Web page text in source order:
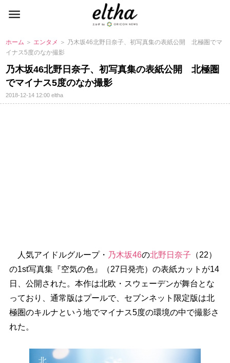
ホーム ＞ エンタメ ＞ 乃木坂46北野日奈子、初写真集の表紙公開 北極圏でマ
イナス5度のなか撮影
乃木坂46北野日奈子、初写真集の表紙公開 北極圏
でマイナス5度のなか撮影
2018-12-14 12:00eltha
人気アイドルグループ・ 乃木坂46の北野日奈子 （22）
の1st写真集『空気の色』（27日発売）の表紙カットが14
日、公開された。本作は北欧・スウェーデンが舞台とな
っており、通常版はプールで、セブンネット限定版は北
極圏のキルナという地でマイナス5度の環境の中で撮影さ
れた。